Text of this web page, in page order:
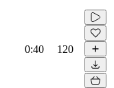
0:40 120